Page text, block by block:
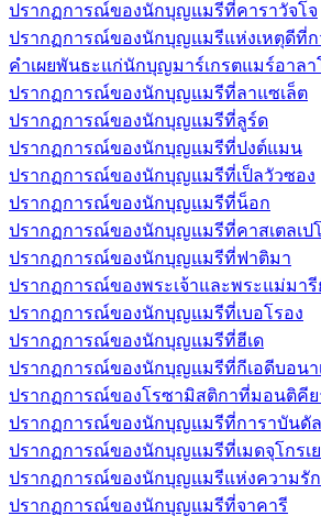
ปรากฏการณ์ของนักบุญแมรีที่คาราวัจโจ
ปรากฏการณ์ของนักบุญแมรีแห่งเหตุดีที่ก
คำเผยพันธะแก่นักบุญมาร์เกรตแมร์อาลา
ปรากฏการณ์ของนักบุญแมรีที่ลาแซเล็ต
ปรากฏการณ์ของนักบุญแมรีที่ลูร์ด
ปรากฏการณ์ของนักบุญแมรีที่ปงต์แมน
ปรากฏการณ์ของนักบุญแมรีที่เป็ลวัวซอง
ปรากฏการณ์ของนักบุญแมรีที่น็อก
ปรากฏการณ์ของนักบุญแมรีที่คาสเตลเป
ปรากฏการณ์ของนักบุญแมรีที่ฟาติมา
ปรากฏการณ์ของพระเจ้าและพระแม่มา
ปรากฏการณ์ของนักบุญแมรีที่เบอโรอง
ปรากฏการณ์ของนักบุญแมรีที่ฮีเด
ปรากฏการณ์ของนักบุญแมรีที่กีเอดีบอนา
ปรากฏการณ์ของโรซามิสติกาที่มอนติคีย
ปรากฏการณ์ของนักบุญแมรีที่การาบันดัล
ปรากฏการณ์ของนักบุญแมรีที่เมดจุโกรเย
ปรากฏการณ์ของนักบุญแมรีแห่งความรั
ปรากฏการณ์ของนักบุญแมรีที่จาคารี